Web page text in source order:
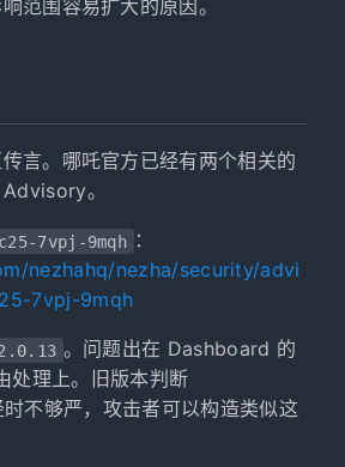
范围容易扩大的原因。
言。哪吒官方已经有两个相关的
。
7vpj-9mqh ：
nezhahq/nezha/security/advi
7vpj-9mqh
。问题出在 Dashboard 的
理上。旧版本判断
时不够严，攻击者可以构造类似这